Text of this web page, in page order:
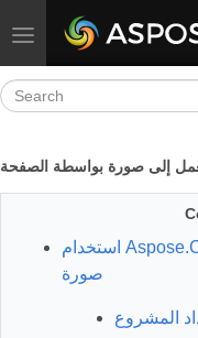
Toggle navigation
إلى صورة بواسطة الصفحة
استخدام Aspose.Cells لتحويل ورقة العمل إلى ملف
صورة
المشروع